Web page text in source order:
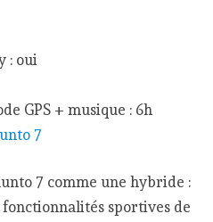
: oui
GPS + musique : 6h
7
7 comme une hybride :
fonctionnalités sportives de